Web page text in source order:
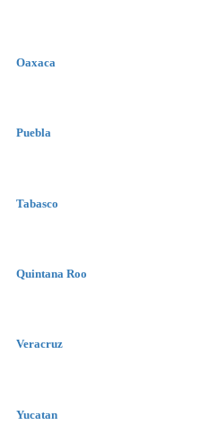
Oaxaca
Puebla
Tabasco
Quintana Roo
Veracruz
Yucatan